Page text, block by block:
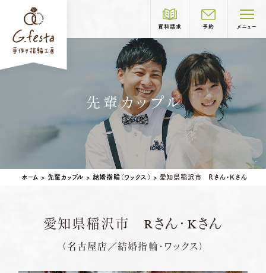
資料請求 予約 メニュー
制作コース紹介
COURSE
結婚指輪 婚約指輪
ベビーリング 結婚記念日リング
先輩カップル
ホーム > 先輩カップル > 結婚指輪（ワックス） > 愛知県稲沢市 Rさん・Kさん
愛知県稲沢市 Rさん・Kさん
（名古屋店／結婚指輪・ワックス）
岐阜本店 TEL.058-265-2756
※祝日の場合は営業
名古屋店 TEL.052-261-6676